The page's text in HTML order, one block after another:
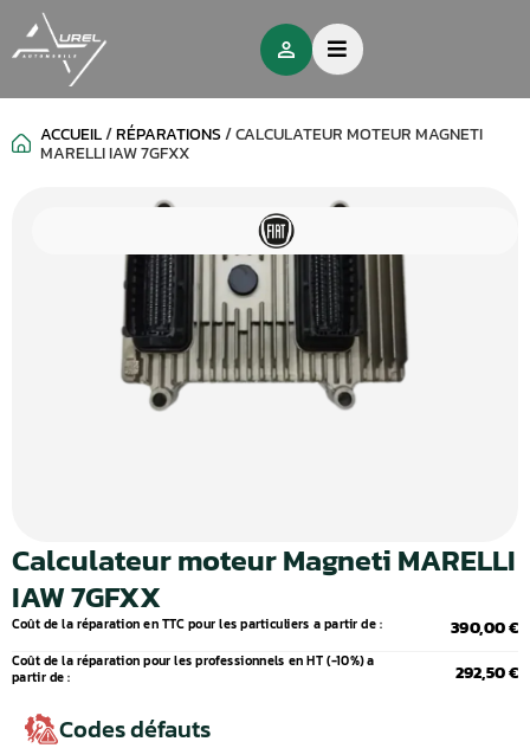
ACCUEIL/RÉPARATIONS/CALCULATEUR MOTEUR MAGNETI
MARELLI IAW 7GFXX
Calculateur moteur Magneti MARELLI
IAW 7GFXX
Coût de la réparation en TTC pour les particuliers a partir de : 390,00 €
Coût de la réparation pour les professionnels en HT (-10%) a
partir de :
292,50 €
Codes défauts